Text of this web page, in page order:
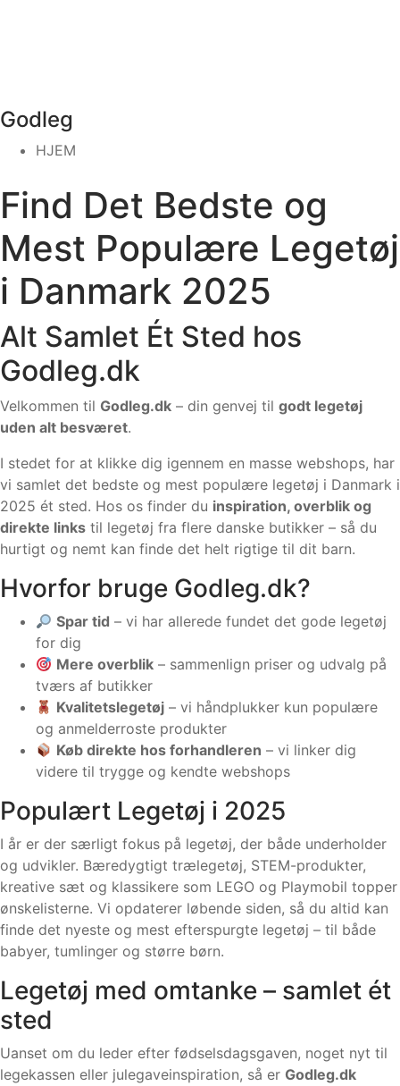
Godleg
HJEM
Find Det Bedste og
Mest Populære Legetøj
i Danmark 2025
Alt Samlet Ét Sted hos
Godleg.dk
Velkommen til Godleg.dk – din genvej til godt legetøj
uden alt besværet.
I stedet for at klikke dig igennem en masse webshops, har
vi samlet det bedste og mest populære legetøj i Danmark i
2025 ét sted. Hos os finder du inspiration, overblik og
direkte links til legetøj fra flere danske butikker – så du
hurtigt og nemt kan finde det helt rigtige til dit barn.
Hvorfor bruge Godleg.dk?
Spar tid – vi har allerede fundet det gode legetøj
for dig
Mere overblik – sammenlign priser og udvalg på
tværs af butikker
Kvalitetslegetøj – vi håndplukker kun populære
og anmelderroste produkter
Køb direkte hos forhandleren – vi linker dig
videre til trygge og kendte webshops
Populært Legetøj i 2025
I år er der særligt fokus på legetøj, der både underholder
og udvikler. Bæredygtigt trælegetøj, STEM-produkter,
kreative sæt og klassikere som LEGO og Playmobil topper
ønskelisterne. Vi opdaterer løbende siden, så du altid kan
finde det nyeste og mest efterspurgte legetøj – til både
babyer, tumlinger og større børn.
Legetøj med omtanke – samlet ét
sted
Uanset om du leder efter fødselsdagsgaven, noget nyt til
legekassen eller julegaveinspiration, så er Godleg.dk